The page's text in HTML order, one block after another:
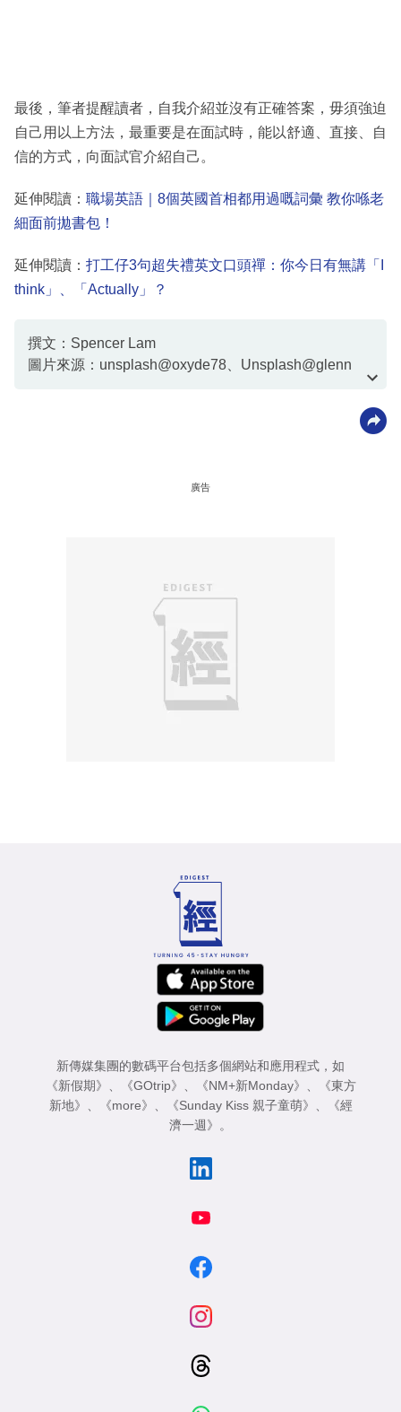
最後，筆者提醒讀者，自我介紹並沒有正確答案，毋須強迫
自己用以上方法，最重要是在面試時，能以舒適、直接、自
信的方式，向面試官介紹自己。
延伸閱讀： 職場英語｜8個英國首相都用過嘅詞彙 教你喺老
細面前拋書包！
延伸閱讀： 打工仔3句超失禮英文口頭禪：你今日有無講「I
think」、「Actually」？
撰文：Spencer Lam
圖片來源：unsplash@oxyde78、Unsplash@glenn
廣告
新傳媒集團的數碼平台包括多個網站和應用程式，如
《新假期》
《GOtrip》 《NM+新Monday》
《東方
新地》
《more》 《Sunday Kiss 親子童萌》
《經
濟一週》
。